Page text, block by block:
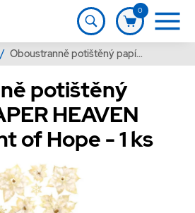
0
/ Oboustranně potištěný papír 02 PAPER HEAVEN 12x6" - Light of Hope - 1 ks
potištěný
HEAVEN
of Hope - 1 ks